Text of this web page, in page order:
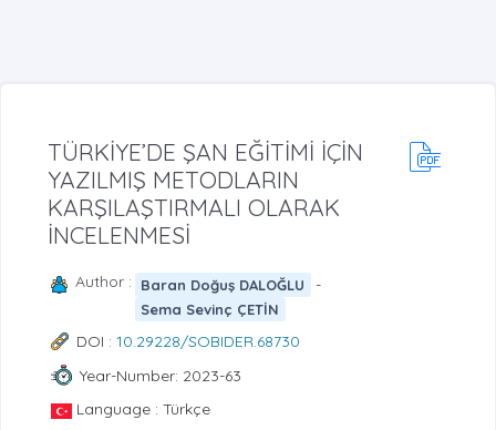
TÜRKİYE’DE ŞAN EĞİTİMİ İÇİN
YAZILMIŞ METODLARIN
KARŞILAŞTIRMALI OLARAK
İNCELENMESİ
Author : Baran Doğuş DALOĞLU -
Sema Sevinç ÇETİN
DOI : 10.29228/SOBIDER.68730
Year-Number: 2023-63
Language : Türkçe